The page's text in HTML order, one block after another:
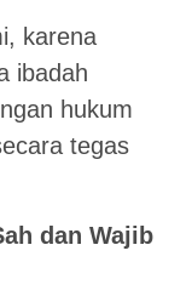
karena
ibadah
hukum
tegas
dan Wajib